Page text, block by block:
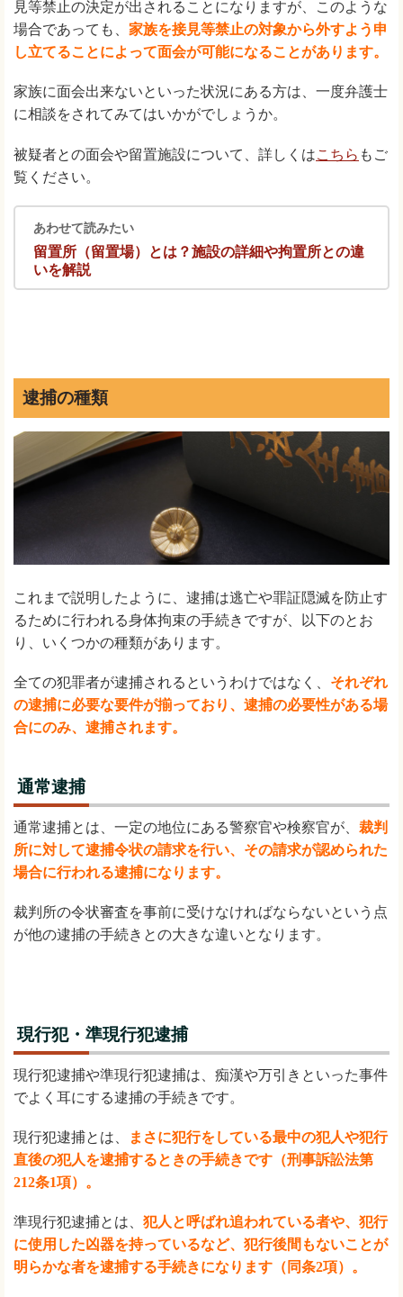
見等禁止の決定が出されることになりますが、このような
場合であっても、 家族を接見等禁止の対象から外すよう申
し立てることによって面会が可能になることがあります。
家族に面会出来ないといった状況にある方は、一度弁護士
に相談をされてみてはいかがでしょうか。
被疑者との面会や留置施設について、詳しくはこちら もご
覧ください。
あわせて読みたい
留置所（留置場）とは？施設の詳細や拘置所との違
いを解説
逮捕の種類
これまで説明したように、逮捕は逃亡や罪証隠滅を防止す
るために行われる身体拘束の手続きですが、以下のとお
り、いくつかの種類があります。
全ての犯罪者が逮捕されるというわけではなく、 それぞれ
の逮捕に必要な要件が揃っており、逮捕の必要性がある場
合にのみ、逮捕されます。
通常逮捕
通常逮捕とは、一定の地位にある警察官や検察官が、 裁判
所に対して逮捕令状の請求を行い、その請求が認められた
場合に行われる逮捕になります。
裁判所の令状審査を事前に受けなければならないという点
が他の逮捕の手続きとの大きな違いとなります。
現行犯・準現行犯逮捕
現行犯逮捕や準現行犯逮捕は、痴漢や万引きといった事件
でよく耳にする逮捕の手続きです。
現行犯逮捕とは、
まさに犯行をしている最中の犯人や犯行
直後の犯人を逮捕するときの手続きです（刑事訴訟法第
212条1項）。
準現行犯逮捕とは、 犯人と呼ばれ追われている者や、犯行
に使用した凶器を持っているなど、犯行後間もないことが
明らかな者を逮捕する手続きになります（同条2項）。